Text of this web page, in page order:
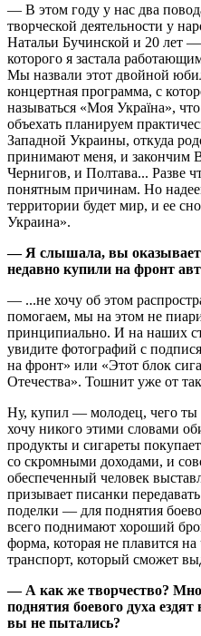
— В этом году у нас два
творческой деятельности у
Натальи Бучинской и 20 лет
которого я застала
Мы назвали этот двойной
концертная программа, с
называться «Моя Україна»,
объехать планируем
Западной Украины, откуда
принимают меня, и закончим
Чернигов, и Полтава... Разве
понятным причинам. Но
территории будет мир, и ее
Украина».
— Я слышала, вы
недавно купили на фронт
— ...не хочу об этом
помогаем, мы на этом не
принципиально. И на наших
увидите фотографий с
на фронт» или «Этот блок
Отечества». Тошнит уже от
Ну, купил — молодец, чего ты
хочу никого этими словами
продукты и сигареты
со скромными доходами, и
обеспеченный человек
призывает писанки
поделки — для поднятия
всего поднимают хороший
форма, которая не плавится
транспорт, который сможет
— А как же творчество?
поднятия боевого духа
вы не пытались?